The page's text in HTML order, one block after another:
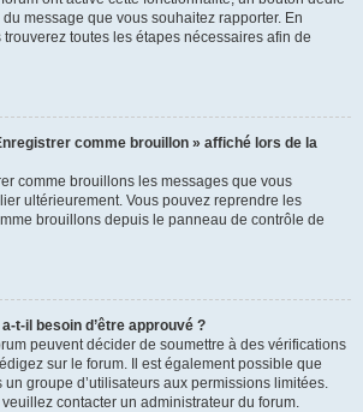
message que vous souhaitez rapporter. En
toutes les étapes nécessaires afin de
comme brouillon » affiché lors de la
comme brouillons les messages que vous
ultérieurement. Vous pouvez reprendre les
brouillons depuis le panneau de contrôle de
t-il besoin d’être approuvé ?
peuvent décider de soumettre à des vérifications
sur le forum. Il est également possible que
groupe d’utilisateurs aux permissions limitées.
veuillez contacter un administrateur du forum.